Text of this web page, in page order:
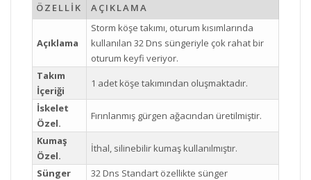
ÖZELLİK AÇIKLAMA
Açıklama
Storm köşe takımı, oturum kısımlarında
kullanılan 32 Dns süngeriyle çok rahat bir
oturum keyfi veriyor.
Takım
İçeriği
1 adet köşe takımından oluşmaktadır.
İskelet
Özel.
Fırınlanmış gürgen ağacından üretilmiştir.
Kumaş
Özel.
İthal, silinebilir kumaş kullanılmıştır.
Sünger
32 Dns Standart özellikte sünger